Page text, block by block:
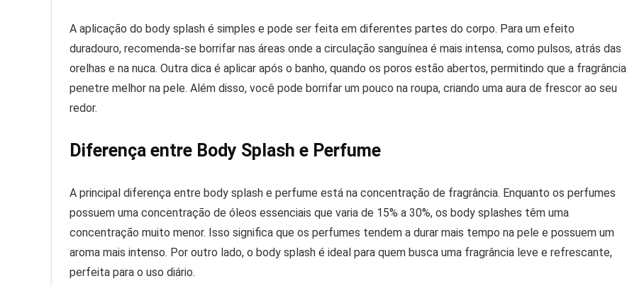
A aplicação do body splash é simples e pode ser feita em diferentes partes do corpo. Para um efeito
duradouro, recomenda-se borrifar nas áreas onde a circulação sanguínea é mais intensa, como pulsos, atrás das
orelhas e na nuca. Outra dica é aplicar após o banho, quando os poros estão abertos, permitindo que a fragrância
penetre melhor na pele. Além disso, você pode borrifar um pouco na roupa, criando uma aura de frescor ao seu
redor.
Diferença entre Body Splash e Perfume
A principal diferença entre body splash e perfume está na concentração de fragrância. Enquanto os perfumes
possuem uma concentração de óleos essenciais que varia de 15% a 30%, os body splashes têm uma
concentração muito menor. Isso significa que os perfumes tendem a durar mais tempo na pele e possuem um
aroma mais intenso. Por outro lado, o body splash é ideal para quem busca uma fragrância leve e refrescante,
perfeita para o uso diário.